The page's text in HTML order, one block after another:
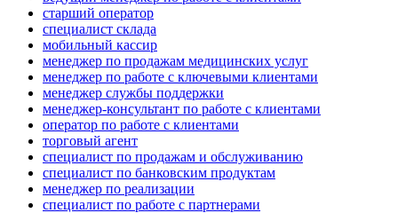
старший оператор
специалист склада
мобильный кассир
менеджер по продажам медицинских услуг
менеджер по работе с ключевыми клиентами
менеджер службы поддержки
менеджер-консультант по работе с клиентами
оператор по работе с клиентами
торговый агент
специалист по продажам и обслуживанию
специалист по банковским продуктам
менеджер по реализации
специалист по работе с партнерами